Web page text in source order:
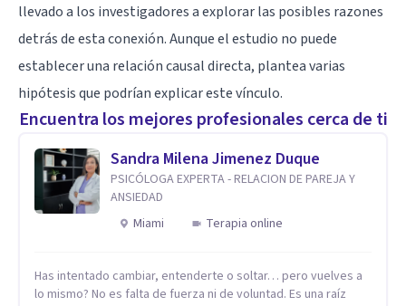
llevado a los investigadores a explorar las posibles razones
detrás de esta conexión. Aunque el estudio no puede
establecer una relación causal directa, plantea varias
hipótesis que podrían explicar este vínculo.
Encuentra los mejores profesionales cerca de ti
Sandra Milena Jimenez Duque
PSICÓLOGA EXPERTA - RELACION DE PAREJA Y
ANSIEDAD
Miami
Terapia online
Has intentado cambiar, entenderte o soltar… pero vuelves a
lo mismo? No es falta de fuerza ni de voluntad. Es una raíz